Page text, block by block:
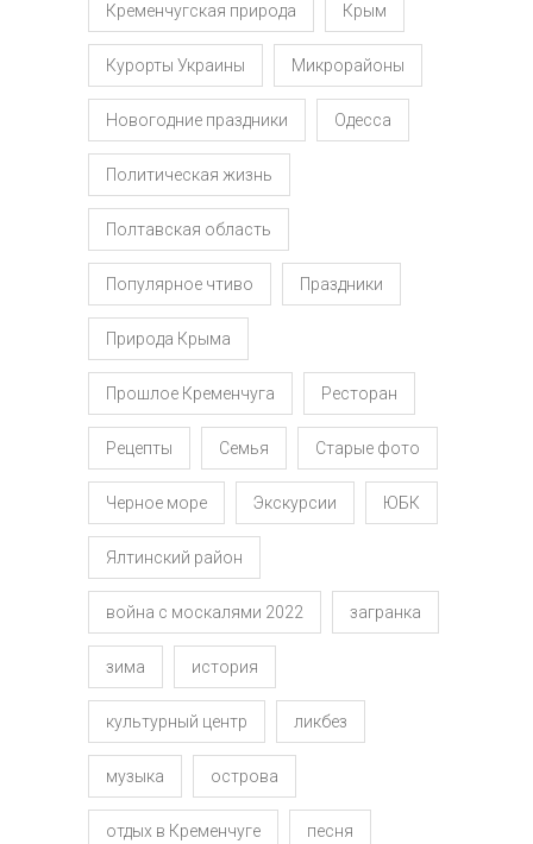
Кременчугская природа Крым
Курорты Украины Микрорайоны
Новогодние праздники Одесса
Политическая жизнь
Полтавская область
Популярное чтиво Праздники
Природа Крыма
Прошлое Кременчуга Ресторан
Рецепты Семья Старые фото
Черное море Экскурсии ЮБК
Ялтинский район
война с москалями 2022 загранка
зима история
культурный центр ликбез
музыка острова
отдых в Кременчуге песня